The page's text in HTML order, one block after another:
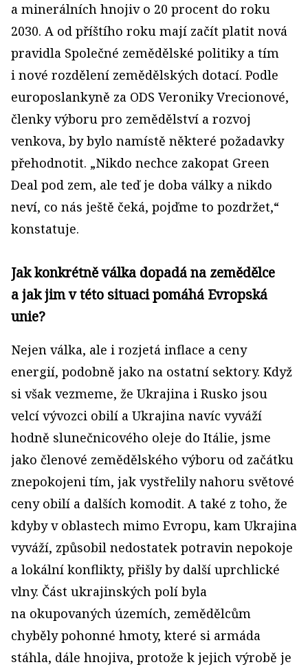
a minerálních hnojiv o 20 procent do roku
2030. A od příštího roku mají začít platit nová
pravidla Společné zemědělské politiky a tím
i nové rozdělení zemědělských dotací. Podle
europoslankyně za ODS Veroniky Vrecionové,
členky výboru pro zemědělství a rozvoj
venkova, by bylo namístě některé požadavky
přehodnotit. „Nikdo nechce zakopat Green
Deal pod zem, ale teď je doba války a nikdo
neví, co nás ještě čeká, pojďme to pozdržet,“
konstatuje.
Jak konkrétně válka dopadá na zemědělce
a jak jim v této situaci pomáhá Evropská
unie?
Nejen válka, ale i rozjetá inflace a ceny
energií, podobně jako na ostatní sektory. Když
si však vezmeme, že Ukrajina i Rusko jsou
velcí vývozci obilí a Ukrajina navíc vyváží
hodně slunečnicového oleje do Itálie, jsme
jako členové zemědělského výboru od začátku
znepokojeni tím, jak vystřelily nahoru světové
ceny obilí a dalších komodit. A také z toho, že
kdyby v oblastech mimo Evropu, kam Ukrajina
vyváží, způsobil nedostatek potravin nepokoje
a lokální konflikty, přišly by další uprchlické
vlny. Část ukrajinských polí byla
na okupovaných územích, zemědělcům
chyběly pohonné hmoty, které si armáda
stáhla, dále hnojiva, protože k jejich výrobě je